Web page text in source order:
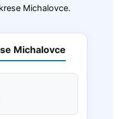
Michalovce.
Michalovce